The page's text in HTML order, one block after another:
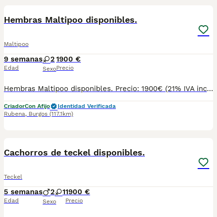
Hembras Maltipoo disponibles.
Maltipoo
9 semanas
Edad
2
Sexo
1900 €
Precio
Hembras Maltipoo disponibles. Precio: 1900€ (21% IVA incluido) NO FINANCIAMOS PADRE: 3,5kg - MADRE: 5,7 kg Puedes venir y ver personalmente a los cachorros y a sus padres con cita previa. Atendemos teléfono y WhatsApp: 690 71 43 23 Ven y podrás conocer el entorno en el que crecen y se desarrollan. Ejercemos una cría responsable y ofrecemos un trato serio. Es importante destacar que nosotros criamos mascotas para ser animales de compañía, no ejemplares de cría ni de exposición. Sin embargo, nos imponemos los cánones más estrictos en lo que a condiciones sanitarias y calidad se refiere. Nuestra prioridad es ofrecer cachorros sanos y socializados. También nos gusta poner en valor el tipo de crecimiento y los cuidados que tienen en nuestro Centro y el entorno en el que viven tanto ellos como sus padres. Se entregan con: - Microchip - Pasaporte - Vacunas y desparasitaciones pertinentes a su edad. - Socialización con la manada del Centro, con personas y con otros animales. - Revisiones periódicas veterinarias hasta el momento de su entrega. - Peluquería pre-entrega (lavado, arreglo, corte de uñas, limpieza de zona perianal y vaciado de glándulas anales). Garantías: - Garantía vírica de 14 días. - Garantía congénita de 1 año. Servicios que ofrecemos: - Enseñamos instalaciones, padres y damos la posibilidad de interactuar con los cachorros si su edad lo permite. Será necesario concertar una visita con al menos un día de antelación. - Asesoramiento post-venta. - Clínicas concertadas en distintas ciudades (consultar). - Posibilidad de reserva. Para cachorros nacidos o futuras camadas. - Varios métodos de pago (no financiamos). No dudéis en preguntar lo que necesitéis, os informamos sin compromiso. Atendemos teléfono y WhatsApp: 690 71 43 23 N.Z: 008015
CriadorCon Afijo
Identidad Verificada
Rubena, Burgos (117.1km)
Cachorros de teckel disponibles.
Teckel
5 semanas
Edad
2 1
Sexo
1900 €
Precio